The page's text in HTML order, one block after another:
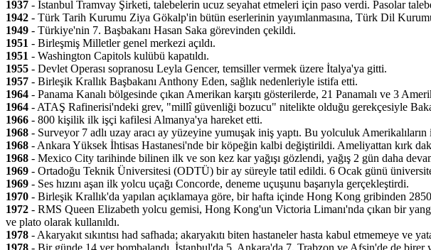
1937 - İstanbul Tramvay Şirketi, talebelerin ucuz seyahat etmeleri için paso verdi. Pasolar
1942 - Türk Tarih Kurumu Ziya Gökalp'in bütün eserlerinin yayımlanmasına, Türk Dil
1949 - Türkiye'nin 7. Başbakanı Hasan Saka görevinden çekildi.
1951 - Birleşmiş Milletler genel merkezi açıldı.
1951 - Washington Capitols kulübü kapatıldı.
1955 - Devlet Operası sopranosu Leyla Gencer, temsiller vermek üzere İtalya'ya gitti.
1957 - Birleşik Krallık Başbakanı Anthony Eden, sağlık nedenleriyle istifa etti.
1964 - Panama Kanalı bölgesinde çıkan Amerikan karşıtı gösterilerde, 21 Panamalı ve 3
1964 - ATAŞ Rafinerisi'ndeki grev, "millî güvenliği bozucu" nitelikte olduğu gerekçesiyle
1966 - 800 kişilik ilk işçi kafilesi Almanya'ya hareket etti.
1968 - Surveyor 7 adlı uzay aracı ay yüzeyine yumuşak iniş yaptı. Bu yolculuk Amerikalıların
1968 - Ankara Yüksek İhtisas Hastanesi'nde bir köpeğin kalbi değiştirildi. Ameliyattan kırk
1968 - Mexico City tarihinde bilinen ilk ve son kez kar yağışı gözlendi, yağış 2 gün daha
1969 - Ortadoğu Teknik Üniversitesi (ODTÜ) bir ay süreyle tatil edildi. 6 Ocak günü
1969 - Ses hızını aşan ilk yolcu uçağı Concorde, deneme uçuşunu başarıyla gerçekleştirdi.
1970 - Birleşik Krallık'da yapılan açıklamaya göre, bir hafta içinde Hong Kong gribinden
1972 - RMS Queen Elizabeth yolcu gemisi, Hong Kong'un Victoria Limanı'nda çıkan bir
ve plato olarak kullanıldı.
1978 - Akaryakıt sıkıntısı had safhada; akaryakıtı biten hastaneler hasta kabul etmemeye ve
1978 - Bir günde 14 yer bombalandı. İstanbul'da 5, Ankara'da 7, Trabzon ve Afşin'de de birer